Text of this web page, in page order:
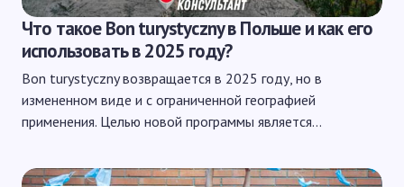
Что такое Bon turystyczny в Польше и как его
использовать в 2025 году?
Bon turystyczny возвращается в 2025 году, но в
измененном виде и с ограниченной географией
применения. Целью новой программы является…